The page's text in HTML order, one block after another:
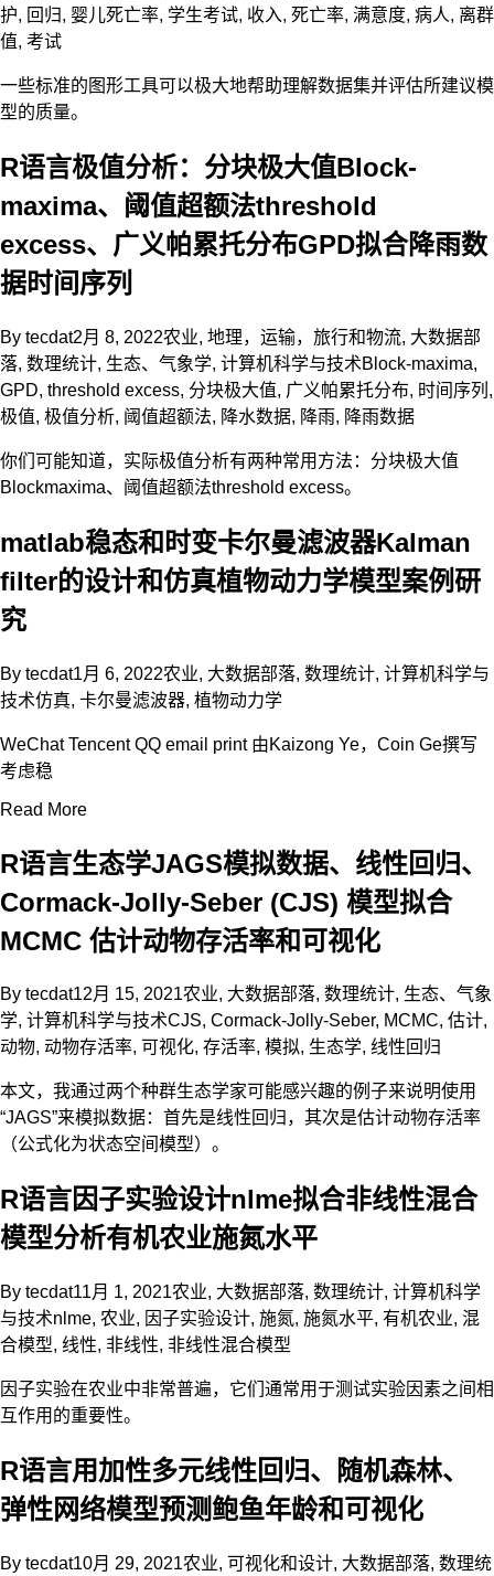
护, 回归, 婴儿死亡率, 学生考试, 收入, 死亡率, 满意度, 病人, 离群
值, 考试
一些标准的图形工具可以极大地帮助理解数据集并评估所建议模
型的质量。
R语言极值分析：分块极大值Block-
maxima、阈值超额法threshold
excess、广义帕累托分布GPD拟合降雨数
据时间序列
By tecdat2月 8, 2022农业, 地理，运输，旅行和物流, 大数据部
落, 数理统计, 生态、气象学, 计算机科学与技术Block-maxima,
GPD, threshold excess, 分块极大值, 广义帕累托分布, 时间序列 ,
极值, 极值分析, 阈值超额法, 降水数据, 降雨, 降雨数据
你们可能知道，实际极值分析有两种常用方法：分块极大值
Blockmaxima、阈值超额法threshold excess。
matlab稳态和时变卡尔曼滤波器Kalman
filter的设计和仿真植物动力学模型案例研
究
By tecdat1月 6, 2022农业, 大数据部落, 数理统计, 计算机科学与
技术仿真, 卡尔曼滤波器, 植物动力学
WeChat Tencent QQ email print 由Kaizong Ye，Coin Ge撰写
考虑稳
Read More
R语言生态学JAGS模拟数据、线性回归、
Cormack-Jolly-Seber (CJS) 模型拟合
MCMC 估计动物存活率和可视化
By tecdat12月 15, 2021农业, 大数据部落, 数理统计, 生态、气象
学, 计算机科学与技术CJS, Cormack-Jolly-Seber, MCMC, 估计,
动物, 动物存活率, 可视化, 存活率, 模拟, 生态学, 线性回归
本文，我通过两个种群生态学家可能感兴趣的例子来说明使用
“JAGS”来模拟数据：首先是线性回归，其次是估计动物存活率
（公式化为状态空间模型）。
R语言因子实验设计nlme拟合非线性混合
模型分析有机农业施氮水平
By tecdat11月 1, 2021农业, 大数据部落, 数理统计, 计算机科学
与技术nlme, 农业, 因子实验设计, 施氮, 施氮水平, 有机农业, 混
合模型, 线性, 非线性, 非线性混合模型
因子实验在农业中非常普遍，它们通常用于测试实验因素之间相
互作用的重要性。
R语言用加性多元线性回归、随机森林、
弹性网络模型预测鲍鱼年龄和可视化
By tecdat10月 29, 2021农业, 可视化和设计, 大数据部落, 数理统